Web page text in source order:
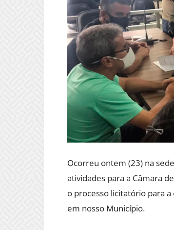
Ocorreu ontem (23) na
atividades para a Câmara
o processo licitatório para
em nosso Município.